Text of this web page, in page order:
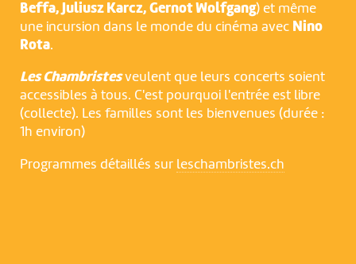
NOUS UTILISONS DES COOKIES
En poursuivant votre navigation sur le culturoscoPe site vous
consentez à l’utilisation de cookies. Les cookies nous
Beffa, Juliusz Karcz, Gernot Wolfgang) et même
une incursion dans le monde du cinéma avec Nino
Rota.
Les Chambristesveulent que leurs concerts soient
accessibles à tous. C'est pourquoi l'entrée est libre
(collecte). Les familles sont les bienvenues (durée :
1h environ)
Programmes détaillés sur leschambristes.ch